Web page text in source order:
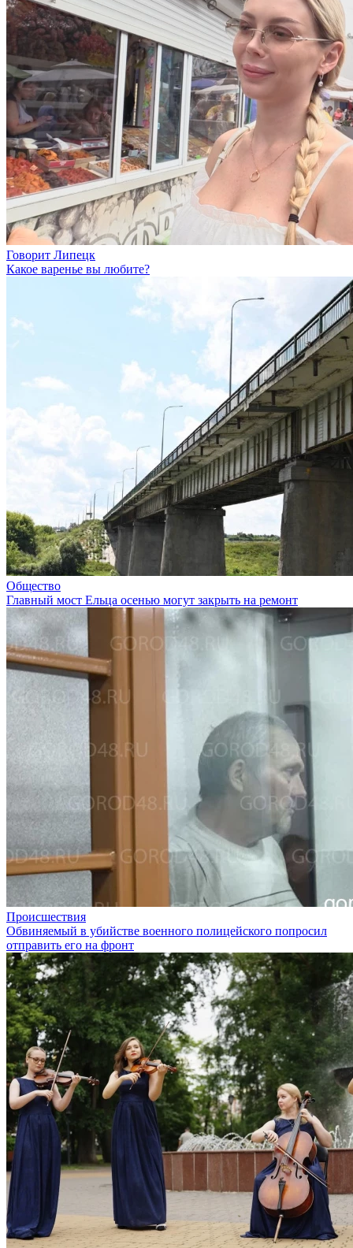
Говорит Липецк
Какое варенье вы любите?
Общество
Главный мост Ельца осенью могут закрыть на ремонт
Происшествия
Обвиняемый в убийстве военного полицейского попросил
отправить его на фронт